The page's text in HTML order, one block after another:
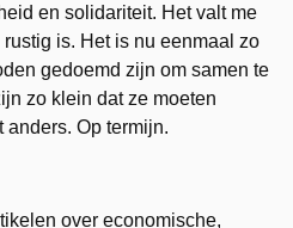
en solidariteit. Het valt me
is. Het is nu eenmaal zo
gedoemd zijn om samen te
zo klein dat ze moeten
anders. Op termijn.
over economische,